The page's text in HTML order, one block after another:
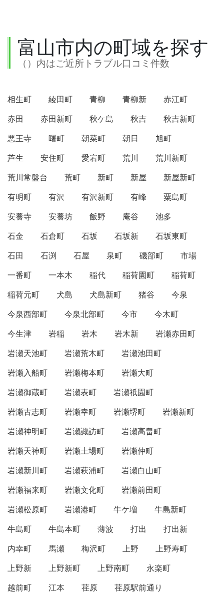
富山市内の町域を探す
（）内はご近所トラブル口コミ件数
相生町 綾田町 青柳 青柳新
赤江町
赤田
赤田新町 秋ケ島 秋吉
秋吉新町
悪王寺
曙町 朝菜町 朝日
旭町
芦生
安住町 愛宕町 荒川
荒川新町
荒川常盤台
荒町 新町 新屋
新屋新町
有明町
有沢 有沢新町 有峰
粟島町
安養寺
安養坊 飯野 庵谷
池多
石金
石倉町 石坂 石坂新
石坂東町
石田
石渕 石屋 泉町 磯部町
市場
一番町
一本木 稲代 稲荷園町
稲荷町
稲荷元町
犬島 犬島新町 猪谷
今泉
今泉西部町
今泉北部町 今市
今木町
今生津
岩稲 岩木 岩木新
岩瀬赤田町
岩瀬天池町
岩瀬荒木町
岩瀬池田町
岩瀬入船町
岩瀬梅本町
岩瀬大町
岩瀬御蔵町
岩瀬表町
岩瀬祇園町
岩瀬古志町
岩瀬幸町 岩瀬堺町
岩瀬新町
岩瀬神明町
岩瀬諏訪町
岩瀬高畠町
岩瀬天神町
岩瀬土場町
岩瀬仲町
岩瀬新川町
岩瀬萩浦町
岩瀬白山町
岩瀬福来町
岩瀬文化町
岩瀬前田町
岩瀬松原町
岩瀬港町 牛ケ増
牛島新町
牛島町
牛島本町 薄波 打出
打出新
内幸町
馬瀬 梅沢町 上野
上野寿町
上野新
上野新町 上野南町
永楽町
越前町
江本 荏原
荏原駅前通り